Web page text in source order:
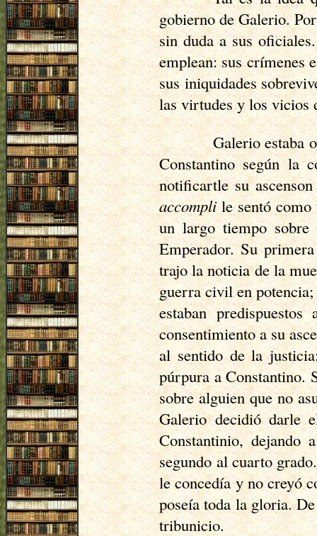
gobierno de Galerio.
sin duda a sus
emplean: sus crímenes
sus iniquidades
las virtudes y los vicios
Galerio estaba
Constantino según la
notificartle su
accomplile sentó
un largo tiempo
Emperador. Su
trajo la noticia de la
guerra civil en potencia;
estaban
consentimiento a su
al sentido de la
púrpura a Constantino.
sobre alguien que no
Galerio decidió darle
Constantinio, dejando
segundo al cuarto
le concedía y no creyó
poseía toda la gloria.
tribunicio.